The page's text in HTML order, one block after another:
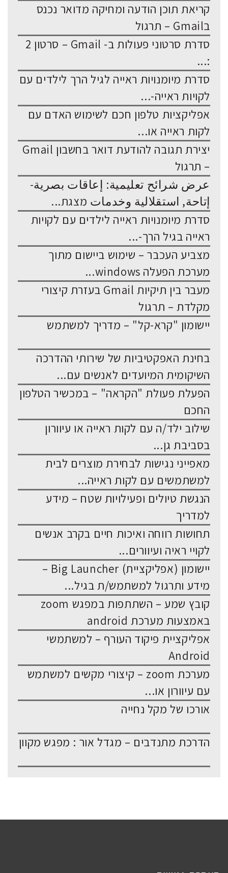
קריאת תוכן הודעה ומחיקה מדואר נכנס
בGmail – תרגול
סדרת סרטוני פעולות ב- Gmail – סרטון 2
:...
סדרת מיומנויות ראייה לגיל הרך לילדים עם
לקויות ראייה-...
אפליקציות טלפון חכם לשימוש האדם עם
לקות ראייה או...
יצירת תגובה להודעת דואר בחשבון Gmail
– תרגול
عرض شرائح تعليمية: إعاقات بصرية-
إتاحة, استقلالية وخدمات מצגת...
סדרת מיומנויות ראייה לילדים עם לקויות
ראייה בגיל הרך-...
מצביע העכבר – שימוש ביישום מתוך
מערכת הפעלה windows...
מעבר בין תיקיות Gmail בעזרת קיצורי
מקלדת – תרגול
יישומון "קרא-קל" – מדריך למשתמש
בחינת האפקטיביות של שירותי ההדרכה
השיקומית המיועדים לאנשים עם...
הפעלת פעולת "הקראה" – במכשיר הטלפון
החכם
שילוב ילד/ה עם לקות ראייה או עיוורון
בסביבת גן...
מאפייני נגישות לבחירת מוצרים לבית
למשתמשים עם לקות ראייה...
הנגשת טיולים ופעילויות שטח – מידע
למדריך
תחושות רווחה ואיכות חיים בקרב אנשים
לקויי ראיה ועיוורים...
יישומון (אפליקציית) Big Launcher –
מידע ותרגול למשתמש/ת בגיל...
קובץ שמע – השתתפות במפגש zoom
באמצעות מערכת android
אפליקציית פיקוד העורף – למשתמשי
Android
מערכת zoom – קיצורי מקשים למשתמש
עם עיוורון או...
אורכו של מקל נחייה
הדרכת מתנדבים – מגדל אור : מפגש מקוון